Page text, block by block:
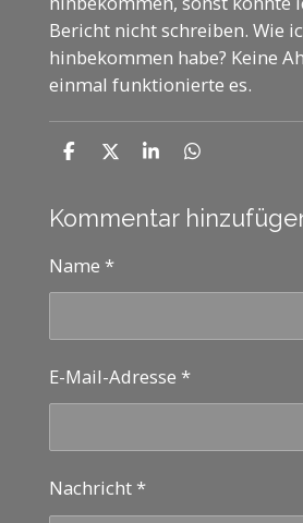
Bericht nicht schreiben. Wie
hinbekommen habe? Keine
einmal funktionierte es.
T
l
e
T
l
e
T
l
e
T
l
e
Kommentar
Name *
E-Mail-Adresse *
Nachricht *